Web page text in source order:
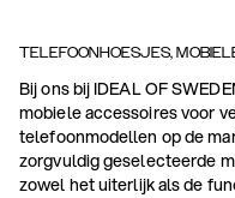
TELEFOONHOESJES,
Bij ons bij IDEAL OF
mobiele accessoires voor
telefoonmodellen op de
zorgvuldig geselecteerde
zowel het uiterlijk als de